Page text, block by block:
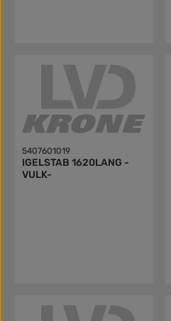
5407601019
IGELSTAB 1620LANG -
VULK-